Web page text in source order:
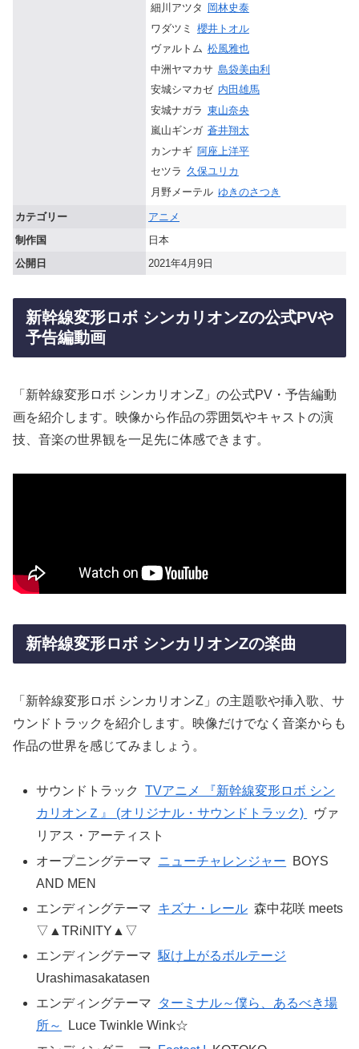
細川アツタ
岡林史泰
ワダツミ
櫻井トオル
ヴァルトム 松風雅也
中洲ヤマカサ 島袋美由利
安城シマカゼ 内田雄馬
安城ナガラ 東山奈央
嵐山ギンガ 蒼井翔太
カンナギ 阿座上洋平
セツラ 久保ユリカ
月野メーテル ゆきのさつき
カテゴリー
アニメ
制作国
日本
公開日
2021年4月9日
新幹線変形ロボ シンカリオンZの公式PVや
予告編動画
「新幹線変形ロボ シンカリオンZ」の公式PV・予告編動
画を紹介します。映像から作品の雰囲気やキャストの演
技、音楽の世界観を一足先に体感できます。
新幹線変形ロボ シンカリオンZの楽曲
「新幹線変形ロボ シンカリオンZ」の主題歌や挿入歌、サ
ウンドトラックを紹介します。映像だけでなく音楽からも
作品の世界を感じてみましょう。
サウンドトラック
TVアニメ 『新幹線変形ロボ シン
カリオンＺ』 (オリジナル・サウンドトラック)
ヴァ
リアス・アーティスト
オープニングテーマ ニューチャレンジャー
BOYS
AND MEN
エンディングテーマ キズナ・レール 森中花咲 meets
▽▲TRiNITY▲▽
エンディングテーマ 駆け上がるボルテージ
Urashimasakatasen
エンディングテーマ
ターミナル～僕ら、あるべき場
所～
Luce Twinkle Wink☆